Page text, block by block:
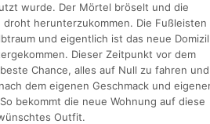
wurde. Der Mörtel bröselt und die
herunterzukommen. Die Fußleisten
und eigentlich ist das neue Domizil
Dieser Zeitpunkt vor dem
Chance, alles auf Null zu fahren und
dem eigenen Geschmack und
bekommt die neue Wohnung auf diese
Outfit.